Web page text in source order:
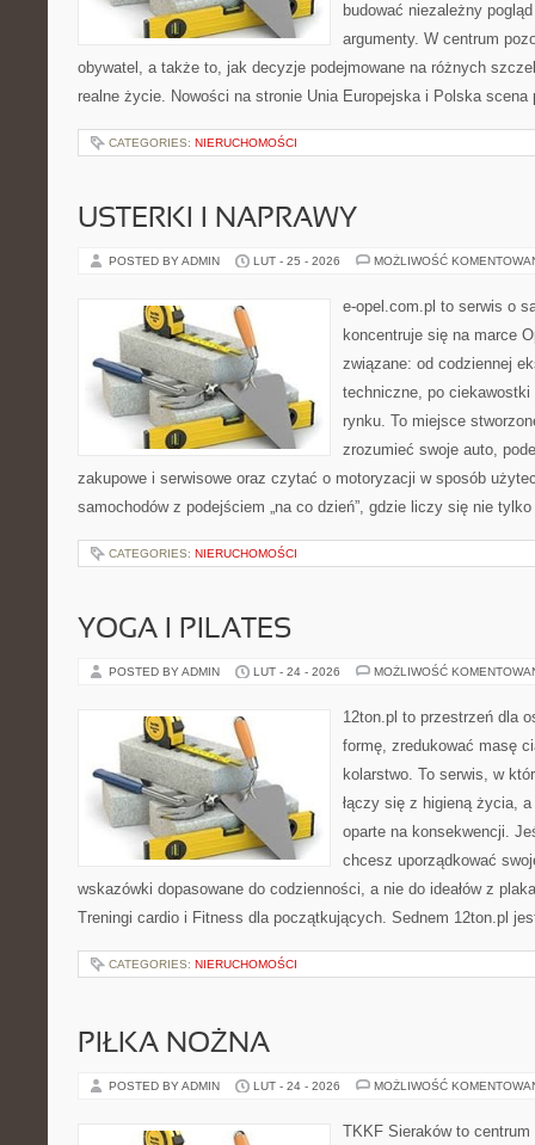
budować niezależny
argumenty. W centrum
obywatel, a także to, jak decyzje podejmowane na różnych
realne życie. Nowości na stronie Unia Europejska i Polska
CATEGORIES: NIERUCHOMOŚCI
USTERKI I NAPRAWY
POSTED BY ADMIN LUT - 25 - 2026 MOŻLIWOŚĆ
e-opel.com.pl to serwis o
koncentruje się na marce
związane: od codziennej
techniczne, po
rynku. To miejsce
zrozumieć swoje auto,
zakupowe i serwisowe oraz czytać o motoryzacji w sposób
samochodów z podejściem „na co dzień”, gdzie liczy się nie
CATEGORIES: NIERUCHOMOŚCI
YOGA I PILATES
POSTED BY ADMIN LUT - 24 - 2026 MOŻLIWOŚĆ
12ton.pl to przestrzeń dla
formę, zredukować masę
kolarstwo. To serwis, w
łączy się z higieną życia,
oparte na konsekwencji.
chcesz uporządkować
wskazówki dopasowane do codzienności, a nie do ideałów z
Treningi cardio i Fitness dla początkujących. Sednem 12ton.pl
CATEGORIES: NIERUCHOMOŚCI
PIŁKA NOŻNA
POSTED BY ADMIN LUT - 24 - 2026 MOŻLIWOŚĆ
TKKF Sieraków to